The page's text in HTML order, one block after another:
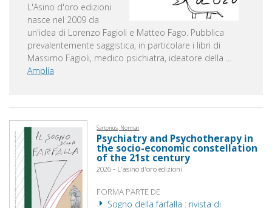
L'Asino d'oro edizioni
nasce nel 2009 da
un'idea di Lorenzo Fagioli e Matteo Fago. Pubblica
prevalentemente saggistica, in particolare i libri di
Massimo Fagioli, medico psichiatra, ideatore della
Amplía
Sartorius, Norman
Psychiatry and Psychotherapy in
the socio-economic constellation
of the 21st century
2026 - L'asino d'oro edizioni
FORMA PARTE DE
Sogno della farfalla : rivista di